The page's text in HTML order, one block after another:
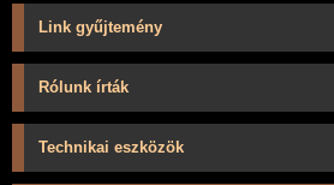
Link gyűjtemény
Rólunk írták
Technikai eszközök